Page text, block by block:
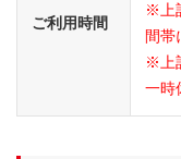
ご利用時間
※上
間帯
※上
一時